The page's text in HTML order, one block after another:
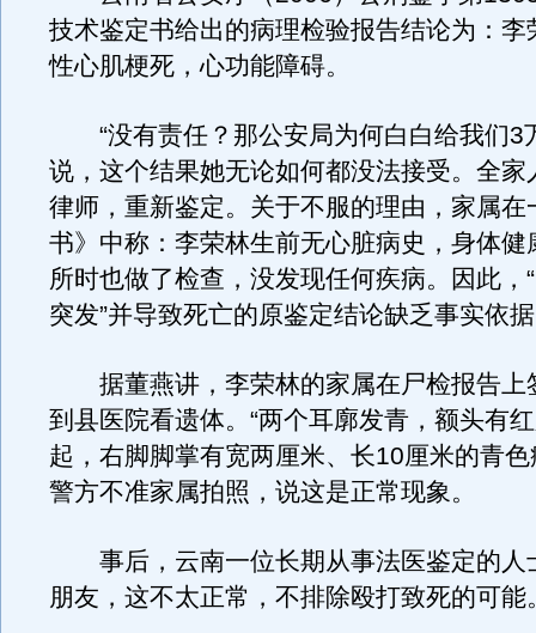
技术鉴定书给出的病理检验报告结论为：李
性心肌梗死，心功能障碍。
“没有责任？那公安局为何白白给我们3
说，这个结果她无论如何都没法接受。全家
律师，重新鉴定。关于不服的理由，家属在
书》中称：李荣林生前无心脏病史，身体健
所时也做了检查，没发现任何疾病。因此，
突发”并导致死亡的原鉴定结论缺乏事实依
据董燕讲，李荣林的家属在尸检报告上
到县医院看遗体。“两个耳廓发青，额头有
起，右脚脚掌有宽两厘米、长10厘米的青色
警方不准家属拍照，说这是正常现象。
事后，云南一位长期从事法医鉴定的人
朋友，这不太正常，不排除殴打致死的可能